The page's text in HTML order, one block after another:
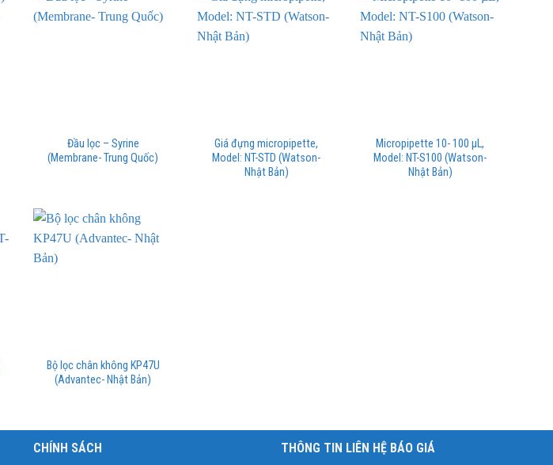
Đầu lọc – Syrine
(Membrane- Trung Quốc)
Giá đựng micropipette,
Model: NT-STD (Watson-
Nhật Bản)
Micropipette 10- 100 µL,
Model: NT-S100 (Watson-
Nhật Bản)
Bộ lọc chân không KP47U
(Advantec- Nhật Bản)
CHÍNH SÁCH THÔNG TIN LIÊN HỆ BÁO GIÁ